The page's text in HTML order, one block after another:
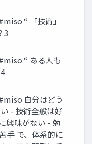
“ 「技術」
3
“ ある人も
自分はどう
- 技術全般は好
興味がない - 勉
手 で、体系的に